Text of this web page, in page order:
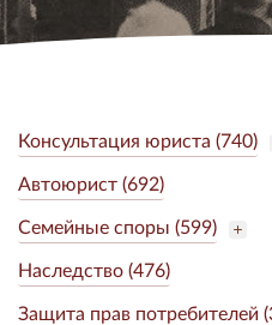
Консультация юриста (740)
Автоюрист (692)
Семейные споры (599)
Наследство (476)
Защита прав потребителей